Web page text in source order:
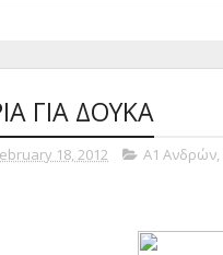
ΓΙΑ ΔΟΥΚΑ
18, 2012 Α1 Ανδρών,